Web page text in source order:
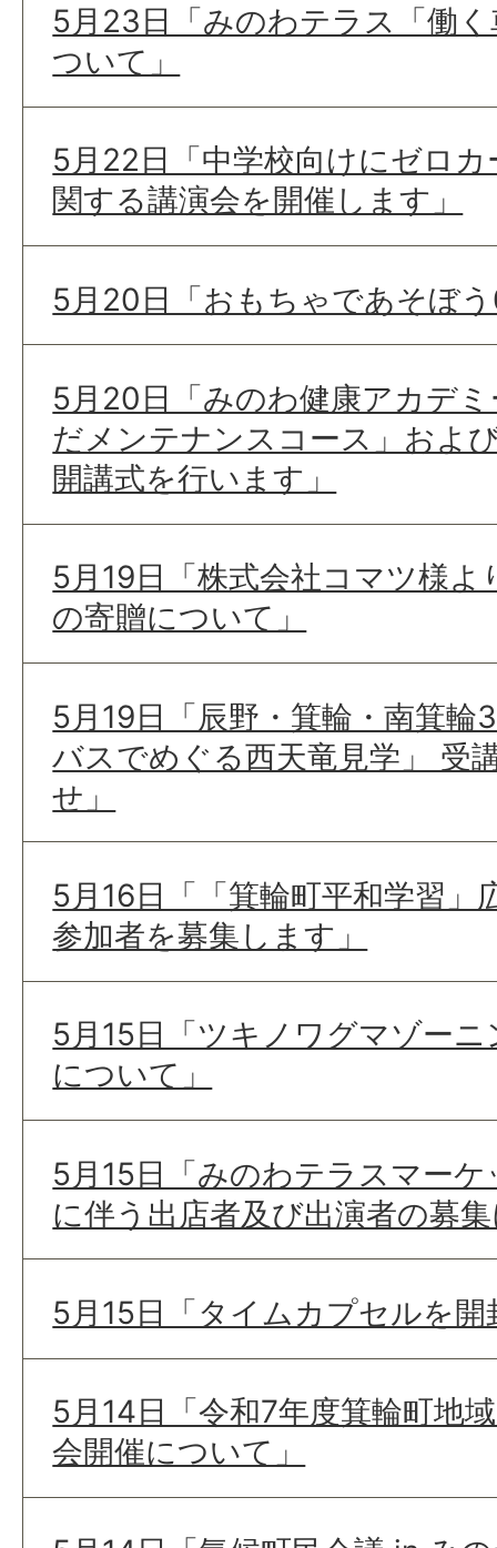
5月23日「みのわテラス「働
ついて」
5月22日「中学校向けにゼロ
関する講演会を開催します」
5月20日「おもちゃであそぼ
5月20日「みのわ健康アカデ
だメンテナンスコース」およ
開講式を行います」
5月19日「株式会社コマツ様
の寄贈について」
5月19日「辰野・箕輪・南箕輪
バスでめぐる西天竜見学」 受
せ」
5月16日「「箕輪町平和学習」
参加者を募集します」
5月15日「ツキノワグマゾー
について」
5月15日「みのわテラスマー
に伴う出店者及び出演者の募
5月15日「タイムカプセルを
5月14日「令和7年度箕輪町地
会開催について」